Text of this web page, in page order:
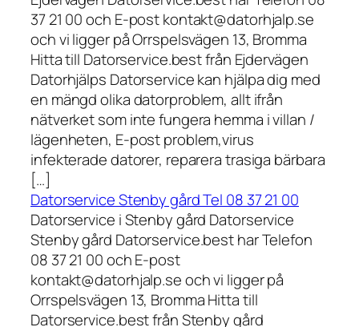
37 21 00 och E-post kontakt@datorhjalp.se
och vi ligger på Orrspelsvägen 13, Bromma
Hitta till Datorservice.best från Ejdervägen
Datorhjälps Datorservice kan hjälpa dig med
en mängd olika datorproblem, allt ifrån
nätverket som inte fungera hemma i villan /
lägenheten, E-post problem,virus
infekterade datorer, reparera trasiga bärbara
[…]
Datorservice Stenby gård Tel 08 37 21 00
Datorservice i Stenby gård Datorservice
Stenby gård Datorservice.best har Telefon
08 37 21 00 och E-post
kontakt@datorhjalp.se och vi ligger på
Orrspelsvägen 13, Bromma Hitta till
Datorservice.best från Stenby gård